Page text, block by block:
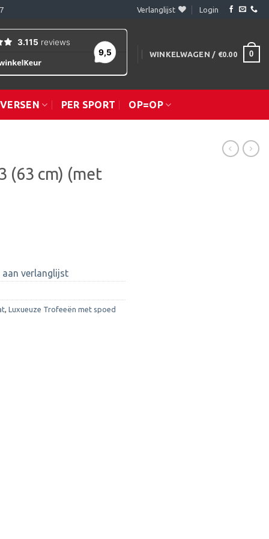
Verlanglijst Login
WINKELWAGEN / €0.00 0
PER SPORT OP=OP
(63 cm) (met
aan verlanglijst
Luxueuze Trofeeën met spoed